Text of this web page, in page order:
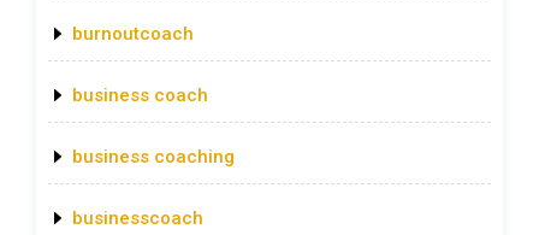
burnoutcoach
business coach
business coaching
businesscoach